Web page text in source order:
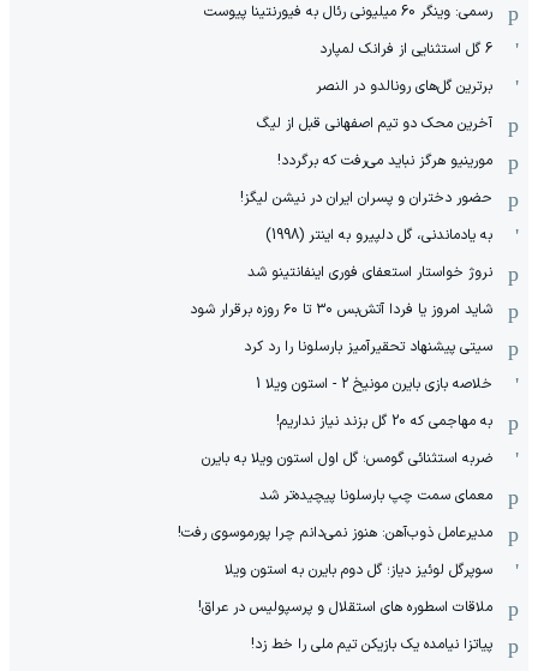
رسمی: وینگر 60 میلیونی رئال به فیورنتینا پیوست
6 گل استثنایی از فرانک لمپارد
برترین گل‌های رونالدو در النصر
آخرین محک دو تیم اصفهانی قبل از لیگ
مورینیو هرگز نباید می‌رفت که برگردد!
حضور دختران و پسران ایران در نیشن لیگز!
به یادماندنی، گل دلپیرو به اینتر (1998)
نروژ خواستار استعفای فوری اینفانتینو شد
شاید امروز یا فردا آتش‌بس ۳۰ تا ۶۰ روزه برقرار شود
سیتی پیشنهاد تحقیرآمیز بارسلونا را رد کرد
خلاصه بازی بایرن مونیخ 2 - استون ویلا 1
به مهاجمی که 20 گل بزند نیاز نداریم!
ضربه استثنائی گومس؛ گل اول استون ویلا به بایرن
معمای سمت چپ بارسلونا پیچیده‌تر شد
مدیرعامل ذوب‌آهن: هنوز نمی‌دانم چرا پورموسوی رفت!
سوپرگل لوئیز دیاز؛ گل دوم بایرن به استون ویلا
ملاقات اسطوره های استقلال و پرسپولیس در عراق!
پیاتزا نیامده یک بازیکن تیم ملی را خط زد!